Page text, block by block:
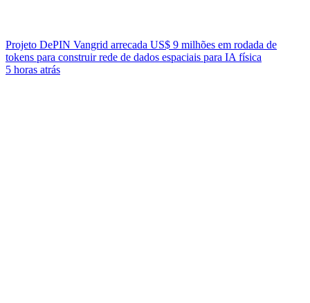
Projeto DePIN Vangrid arrecada US$ 9 milhões em rodada de
tokens para construir rede de dados espaciais para IA física
5 horas atrás